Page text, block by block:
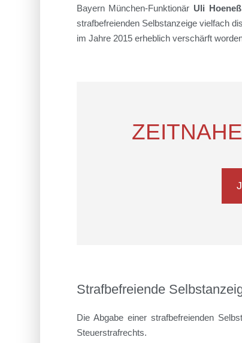
Bayern München-Funktionär Uli Hoeneß
strafbefreienden Selbstanzeige vielfach
im Jahre 2015 erheblich verschärft
ZEITNAHE
Strafbefreiende
Die Abgabe einer strafbefreienden
Steuerstrafrechts.